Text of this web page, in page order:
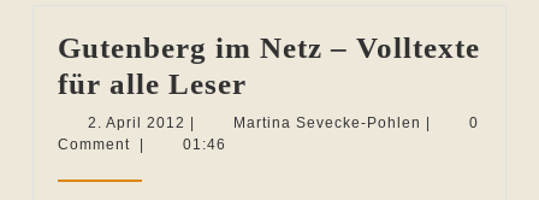
Gutenberg im Netz – Volltexte
für alle Leser
im
2. April 2012 2.
April
Martina Sevecke-Pohlen Martina
0
Comment
01:46